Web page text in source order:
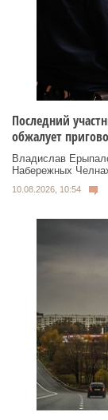
Последний
обжалует
Владислав
Набережных
10.08.2026, 10:54